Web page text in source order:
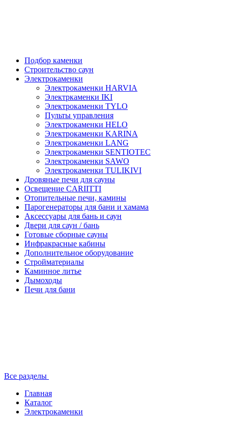
Подбор каменки
Строительство саун
Электрокаменки
Электрокаменки HARVIA
Электркаменки IKI
Электрокаменки TYLO
Пульты управления
Электрокаменки HELO
Электрокаменки KARINA
Электрокаменки LANG
Электрокаменки SENTIOTEC
Электрокаменки SAWO
Электрокаменки TULIKIVI
Дровяные печи для сауны
Освещение CARIITTI
Отопительные печи, камины
Парогенераторы для бани и хамама
Аксессуары для бань и саун
Двери для саун / бань
Готовые сборные сауны
Инфракрасные кабины
Дополнительное оборудование
Стройматериалы
Каминное литье
Дымоходы
Печи для бани
Все разделы
Главная
Каталог
Электрокаменки